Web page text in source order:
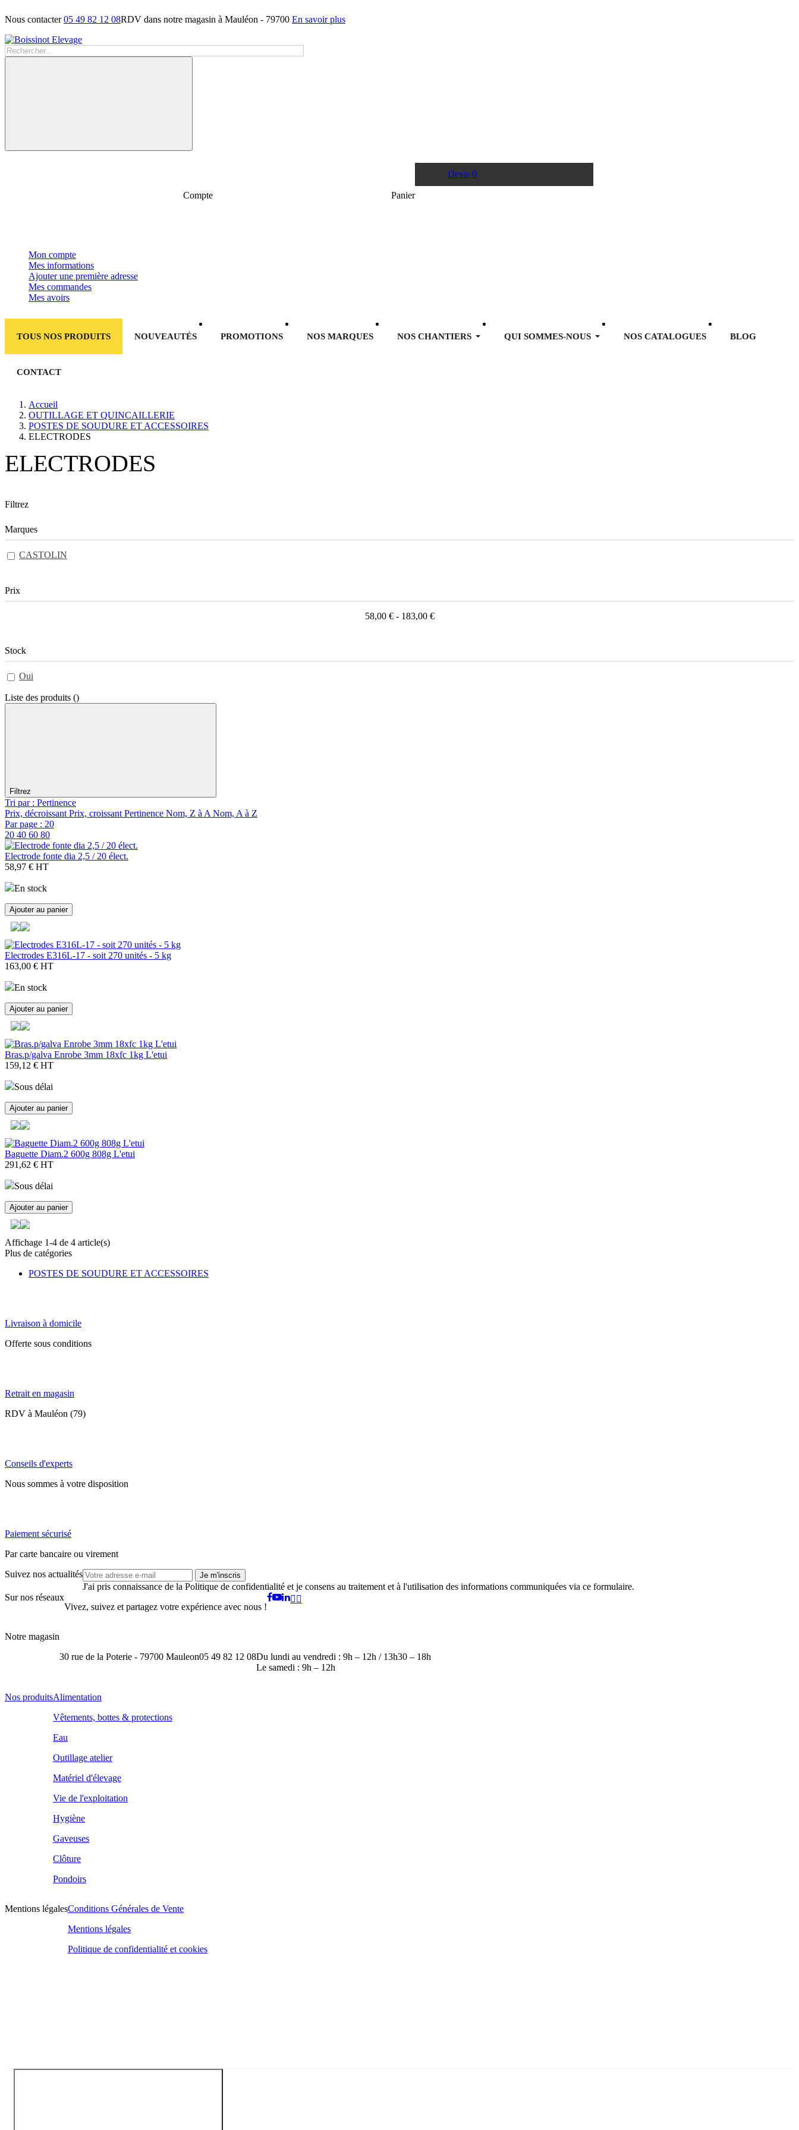
Nous contacter05 49 82 12 08RDV dans notre magasin à Mauléon - 79700 En savoir plus
Compte
Mon compte
Mes informations
Ajouter une première adresse
Mes commandes
Mes avoirs
Panier
Devis 0
TOUS NOS PRODUITS NOUVEAUTÉS PROMOTIONS NOS MARQUES NOS CHANTIERS QUI SOMMES-NOUS NOS CATALOGUES BLOG
CONTACT
Accueil
OUTILLAGE ET QUINCAILLERIE
POSTES DE SOUDURE ET ACCESSOIRES
ELECTRODES
ELECTRODES
Filtrez
Marques
CASTOLIN
Prix
58,00 € - 183,00 €
Stock
Oui
Liste des produits ()
Filtrez
Tri par : Pertinence
Prix, décroissant Prix, croissant Pertinence Nom, Z à A Nom, A à Z
Par page : 20
20 40 60 80
Electrode fonte dia 2,5 / 20 élect.
58,97 € HT
En stock
Ajouter au panier
Electrodes E316L-17 - soit 270 unités - 5 kg
163,00 € HT
En stock
Ajouter au panier
Bras.p/galva Enrobe 3mm 18xfc 1kg L'etui
159,12 € HT
Sous délai
Ajouter au panier
Baguette Diam.2 600g 808g L'etui
291,62 € HT
Sous délai
Ajouter au panier
Affichage 1-4 de 4 article(s)
Plus de catégories
POSTES DE SOUDURE ET ACCESSOIRES
Livraison à domicile
Offerte sous conditions
Retrait en magasin
RDV à Mauléon (79)
Conseils d'experts
Nous sommes à votre disposition
Paiement sécurisé
Par carte bancaire ou virement
Suivez nos actualités
Je m'inscris
J'ai pris connaissance de la Politique de confidentialité et je consens au traitement et à l'utilisation des informations communiquées via ce formulaire.
Sur nos réseaux
Vivez, suivez et partagez votre expérience avec nous !
Notre magasin
30 rue de la Poterie - 79700 Mauleon05 49 82 12 08Du lundi au vendredi : 9h – 12h / 13h30 – 18h
Le samedi : 9h – 12h
Nos produitsAlimentation
Vêtements, bottes & protections
Eau
Outillage atelier
Matériel d'élevage
Vie de l'exploitation
Hygiène
Gaveuses
Clôture
Pondoirs
Mentions légalesConditions Générales de Vente
Mentions légales
Politique de confidentialité et cookies